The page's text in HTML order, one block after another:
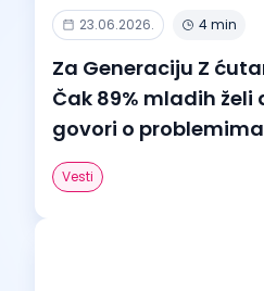
23.06.2026. 4 min
Za Generaciju Z
Čak 89% mladih
govori o
Vesti